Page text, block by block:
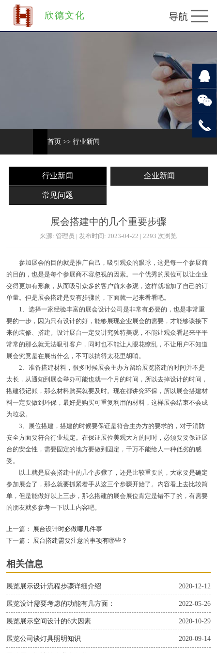
欣德文化
首页 >> 行业新闻
行业新闻 企业新闻
常见问题
展会搭建中的几个重要步骤
来源: 管理员 | 发布时间: 2023-04-22 | 2293 次浏览
参加展会的目的就是推广自己，吸引观众的眼球，这是每一个参展商
的目的，也是是每个参展商不容忽视的因素。一个优秀的展位可以让企业
变得更加有形象，从而吸引众多的客户前来参观，这样就增加了自己的订
单量。但是展会搭建是要有步骤的，下面就一起来看看吧。
1、选择一家经验丰富的展会设计公司是非常有必要的，也是非常重
要的一步，因为只有设计的好，能够展现企业展会的需要，才能够谈接下
来的装修、搭建。设计展台一定要讲究独特美观，不能让观众看起来平平
常常的那么就无法吸引客户，同时也不能让人眼花缭乱，不让用户不知道
展会究竟是在展出什么，不可以搞得太花里胡哨。
2、准备搭建材料，很多时候展会主办方留给展览搭建的时间并不是
太长，从通知到展会举办可能也就一个月的时间，所以去掉设计的时间，
搭建很记账，那么材料购买就要及时。现在都讲究环保，所以展会搭建材
料一定要做到环保，最好是购买可重复利用的材料，这样展会结束不会成
为垃圾。
3、展位搭建，搭建的时候要保证是符合主办方的要求的，对于消防
安全方面要符合行业规定。在保证展位美观大方的同时，必须要要保证展
台的安全性，需要固定的地方要做到固定，千万不能给人一种低劣的感
受。
以上就是展会搭建中的几个步骤了，还是比较重要的，大家要是确定
参加展会了，那么就要抓紧着手从这三个步骤开始了。内容看上去比较简
单，但是能做好以上三步，那么搭建的展会展位肯定是错不了的，有需要
的朋友就多参考一下以上内容吧。
上一篇：
展台设计时必做哪几件事
下一篇：
展台搭建需要注意的事项有哪些？
相关信息
2020-12-12
展览展示设计流程步骤详细介绍
2022-05-26
展览设计需要考虑的功能有几方面：
2020-10-29
展览展示空间设计的6大因素
2020-09-14
展览公司谈灯具照明知识